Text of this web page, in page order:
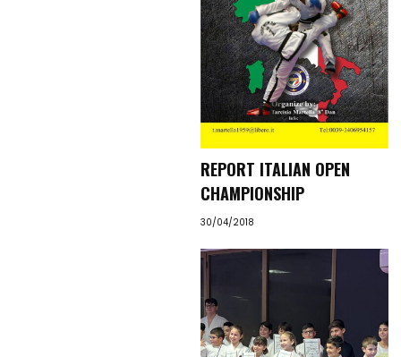
Search
REPORT ITALIAN OPEN
CHAMPIONSHIP
30/04/2018